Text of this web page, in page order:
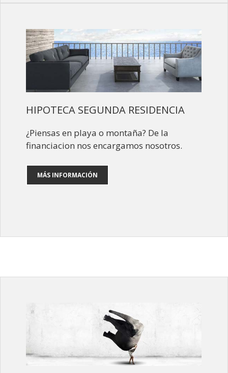
HIPOTECA SEGUNDA RESIDENCIA
¿Piensas en playa o montaña? De la
financiacion nos encargamos nosotros.
MÁS INFORMACIÓN